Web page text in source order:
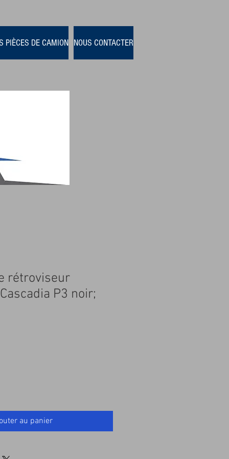
PIÈCES DE CAMION NOUS CONTACTER
rétroviseur
P3 noir;
au panier